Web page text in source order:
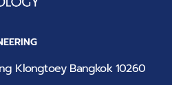
Klongtoey Bangkok 10260